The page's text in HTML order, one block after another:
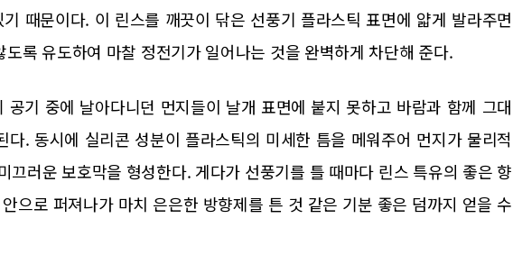
때문이다. 이 린스를 깨끗이 닦은 선풍기 플라스틱 표면에 얇게 발라주면
도록 유도하여 마찰 정전기가 일어나는 것을 완벽하게 차단해 준다.
공기 중에 날아다니던 먼지들이 날개 표면에 붙지 못하고 바람과 함께 그대
다. 동시에 실리콘 성분이 플라스틱의 미세한 틈을 메워주어 먼지가 물리적
끄러운 보호막을 형성한다. 게다가 선풍기를 틀 때마다 린스 특유의 좋은 향
으로 퍼져나가 마치 은은한 방향제를 튼 것 같은 기분 좋은 덤까지 얻을 수